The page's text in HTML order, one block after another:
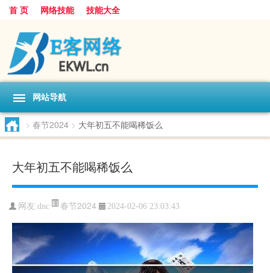
首 页 网络技能 技能大全
网站导航
> 春节2024 > 大年初五不能喝稀饭么
大年初五不能喝稀饭么
网友:dnc 春节2024 2024-02-06 23:03:43